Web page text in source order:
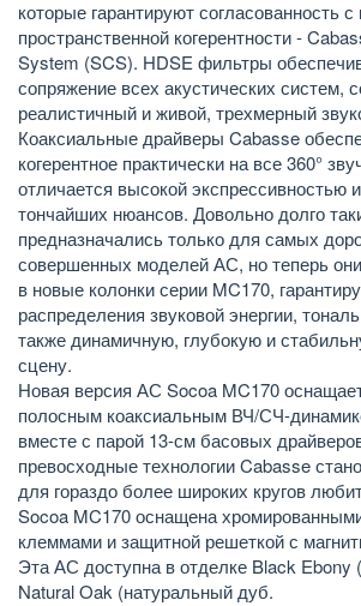
которые гарантируют согласованность
пространственной когерентности -
System (SCS). HDSE фильтры
сопряжение всех акустических систем,
реалистичный и живой, трехмерный
Коаксиальные драйверы Cabasse
когерентное практически на все 360°
отличается высокой экспрессивностью
тончайших нюансов. Довольно долго
предназначались только для самых
совершенных моделей АС, но теперь
в новые колонки серии MC170,
распределения звуковой энергии,
также динамичную, глубокую и
сцену.
Новая версия АС Socoa MC170
полосным коаксиальным ВЧ/СЧ-
вместе с парой 13-см басовых
превосходные технологии Cabasse
для гораздо более широких кругов
Socoa MC170 оснащена
клеммами и защитной решеткой с
Эта АС доступна в отделке Black Ebony
Natural Oak (натуральный дуб.